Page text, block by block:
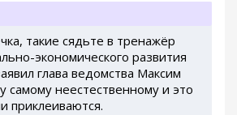
такие сядьте в тренажёр
экономического развития
глава ведомства Максим
самому неестественному и это
приклеиваются.